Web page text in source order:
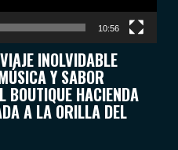
10:56
INOLVIDABLE
Y SABOR
BOUTIQUE HACIENDA
A LA ORILLA DEL